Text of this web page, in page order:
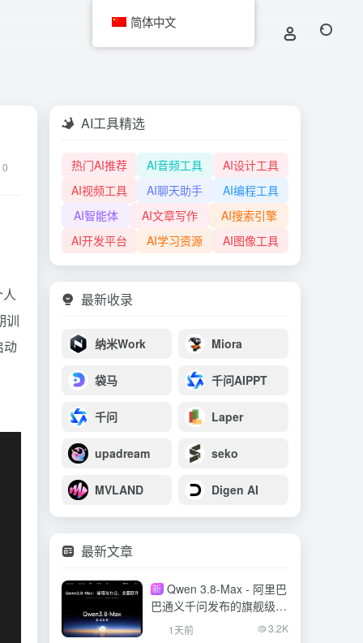
0
训
AI工具精选
热门AI推荐 AI音频工具
AI设计工具
AI视频工具
AI聊天助手
AI编程工具
AI智能体
AI文章写作
AI搜索引擎
AI开发平台
AI学习资源 AI图像工具
最新收录
纳米Work Miora
袋马 千问AIPPT
千问 Laper
upadream seko
MVLAND Digen AI
最新文章
新 Qwen 3.8-Max - 阿里巴
巴通义千问发布的旗舰级大
模型1天前 3.2K
简体中文